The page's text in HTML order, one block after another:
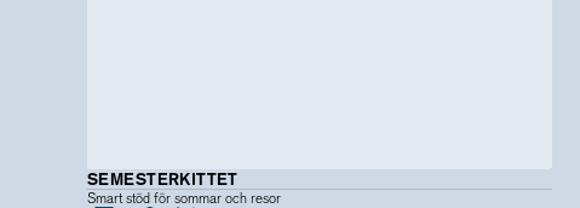
SEMESTERKITTET
Smart stöd för sommar och resor